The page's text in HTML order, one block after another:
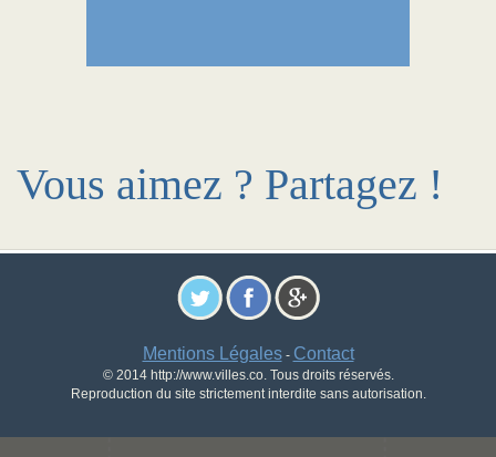
Vous aimez ? Partagez !
Mentions Légales- Contact
© 2014 http://www.villes.co. Tous droits réservés.
Reproduction du site strictement interdite sans autorisation.